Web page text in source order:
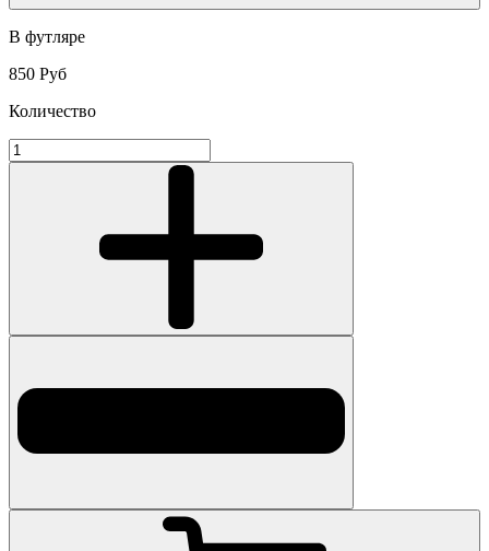
В футляре
850 Руб
Количество